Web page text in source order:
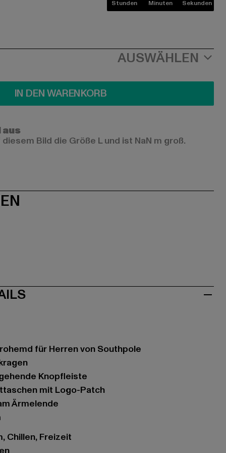
Stunden Minuten Sekunden
AUSWÄHLEN
IN DEN WARENKORB
Bild die Größe L und ist NaN m groß.
für Herren von Southpole
Knopfleiste
mit Logo-Patch
Ärmelende
Chillen, Freizeit